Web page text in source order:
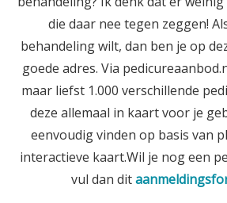
die daar nee tegen zeggen!
behandeling wilt, dan ben je op
goede adres. Via
maar liefst 1.000 verschillende
deze allemaal in kaart voor je
eenvoudig vinden op basis van
interactieve kaart.Wil je nog een
vul dan dit